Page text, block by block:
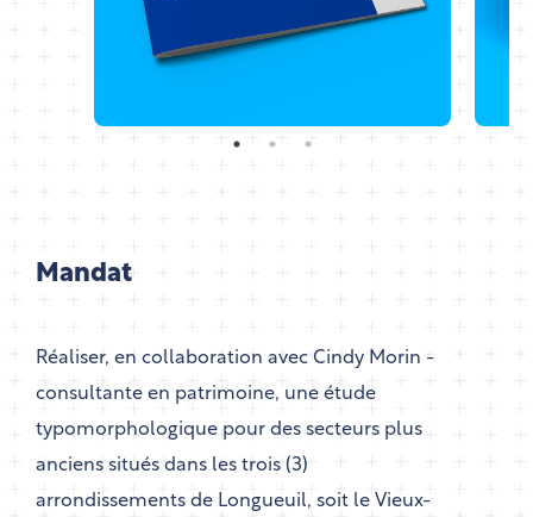
Mandat
Réaliser, en collaboration avec Cindy Morin -
consultante en patrimoine, une étude
typomorphologique pour des secteurs plus
anciens situés dans les trois (3)
arrondissements de Longueuil, soit le Vieux-